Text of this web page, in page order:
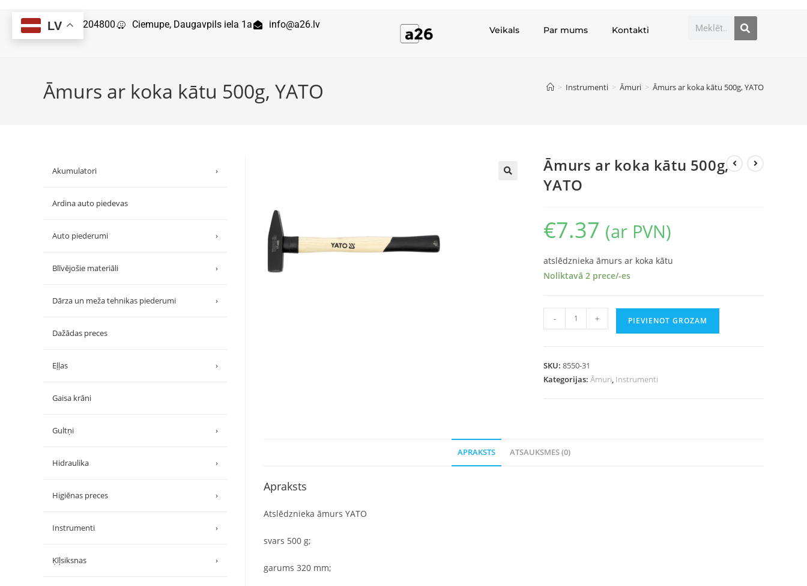
29204800 Ciemupe, Daugavpils iela 1a info@a26.lv Veikals Par mums Kontakti
Āmurs ar koka kātu 500g, YATO > Instrumenti > Āmuri > Āmurs ar koka kātu 500g, YATO
Āmurs ar koka kātu 500g,
YATO
€7.37 (ar PVN)
atslēdznieka āmurs ar koka kātu
Noliktavā 2 prece/-es
- + PIEVIENOT GROZAM
SKU:8550-31
Kategorijas:Āmuri, Instrumenti
APRAKSTS ATSAUKSMES (0)
Apraksts
Atslēdznieka āmurs YATO
svars 500 g;
garums 320 mm;
Akumulatori ›
Ardina auto piedevas
Auto piederumi ›
Blīvējošie materiāli ›
Dārza un meža tehnikas piederumi ›
Dažādas preces
Eļļas ›
Gaisa krāni
Gultņi ›
Hidraulika ›
Higiēnas preces ›
Instrumenti ›
Ķīļsiksnas ›
LV